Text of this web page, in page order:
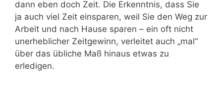
dann eben doch Zeit. Die Erkenntnis, dass Sie
ja auch viel Zeit einsparen, weil Sie den Weg zur
Arbeit und nach Hause sparen – ein oft nicht
unerheblicher Zeitgewinn, verleitet auch „mal“
über das übliche Maß hinaus etwas zu
erledigen.